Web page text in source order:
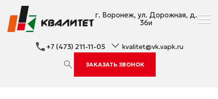
г. Воронеж, ул. Дорожная, д.
36и
+7 (473) 211-11-05 kvalitet@vk.vapk.ru
ЗАКАЗАТЬ ЗВОНОК